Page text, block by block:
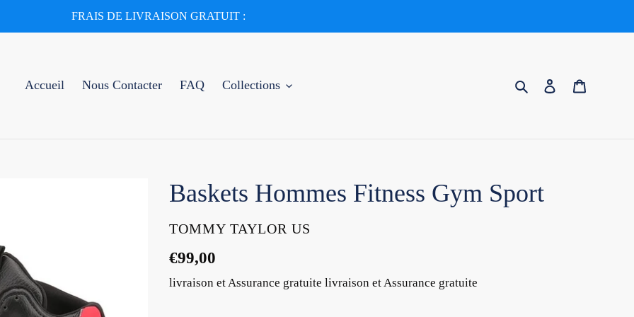
FRAIS DE LIVRAISON GRATUIT :
Accueil Nous Contacter FAQ Collections RechercherSe connecter
Baskets Hommes Fitness Gym Sport
DISTRIBUTEUR
TOMMY TAYLOR US
Prix
normal
€99,00
livraison et Assurance gratuite livraison et Assurance gratuite